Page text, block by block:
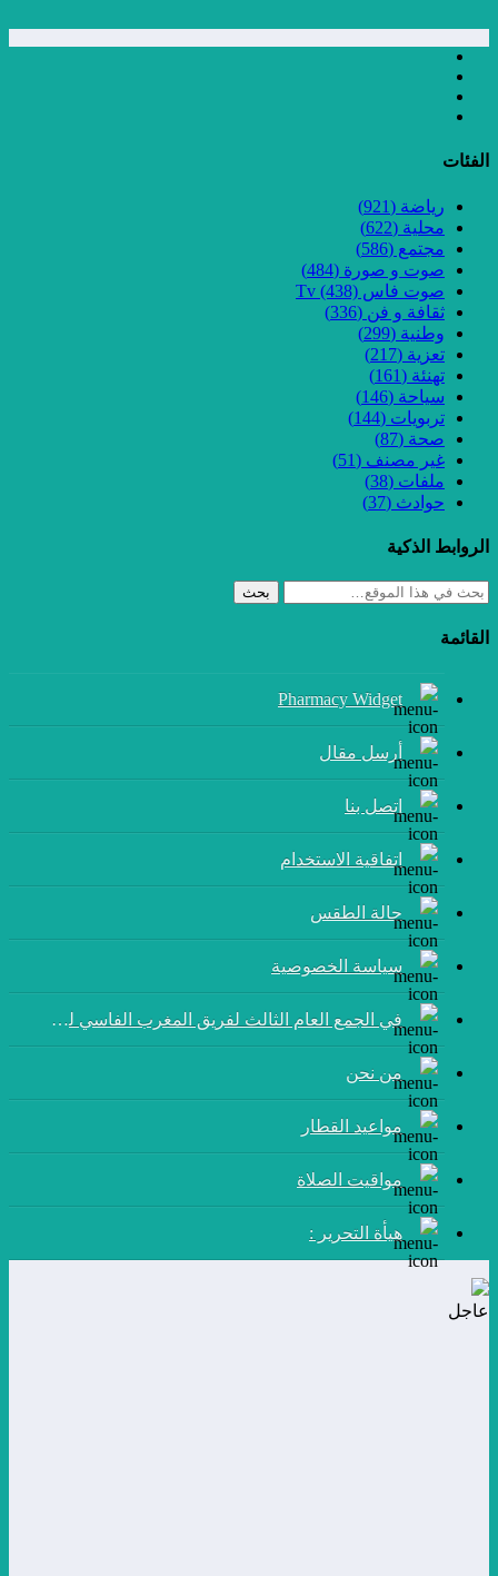
الفئات
رياضة (921)
محلية (622)
مجتمع (586)
صوت و صورة (484)
صوت فاس Tv (438)
ثقافة و فن (336)
وطنية (299)
تعزية (217)
تهنئة (161)
سياحة (146)
تربويات (144)
صحة (87)
غير مصنف (51)
ملفات (38)
حوادث (37)
الروابط الذكية
بحث
القائمة
Pharmacy Widget
أرسل مقال
إتصل بنا
اتفاقية الاستخدام
حالة الطقس
سياسة الخصوصية
في الجمع العام الثالث لفريق المغرب الفاسي لكرة القدم:
من نحن
مواعيد القطار
مواقيت الصلاة
هيأة التحرير :
عاجل